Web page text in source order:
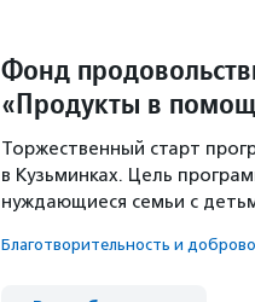
Фонд
«Продукты в
Торжественный старт
в Кузьминках. Цель
нуждающиеся семьи с
Благотвори­тель­ность и